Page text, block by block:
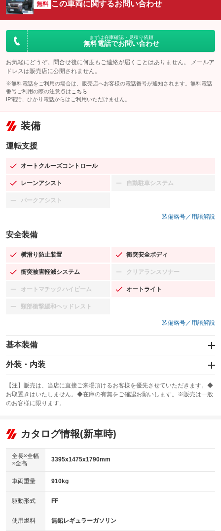
無料 この車両に関するお問い合わせ
まずは在庫確認・見積り依頼
無料電話でお問い合わせ
お気軽にどうぞ。問合せ後に何度もご連絡が届くことはありません。 メールア
ドレスは販売店に公開されません。
※無料電話をご利用の場合は、販売店へお客様の電話番号が通知されます。無料電話
番号ご利用の際の注意点は こちら
IP電話、ひかり電話からはご利用いただけません。
装備
運転支援
オートクルーズコントロール
：装備あり
レーンアシスト
：装備あり 自動駐車システム
：装備なし
パークアシスト
：装備なし
装備略号／用語解説
安全装備
横滑り防止装置
：装備あり 衝突安全ボディ
：装備あり
衝突被害軽減システム
：装備あり クリアランスソナー
：装備なし
オートマチックハイビーム
：装備なし オートライト
：装備あり
頸部衝撃緩和ヘッドレスト
：装備なし
装備略号／用語解説
基本装備
エアバッグ：運転席/助手席/サイド
：装備あり
：装備あり
サンルーフ
：装備なし ABS
リフトアップ
：装備なし
：装備なし
パワーウィンドウ
アイドリングストップ
：装備あり
USB入力端子
：装備あり
100V電源
：装備なし
外装・内装
カーナビ：メモリーナビ他
：装備あり
TV：ワンセグ
：装備あり
ビジュアル：-／DVD再生
：装備あり
アルミホイール
：装備なし
HID(キセノンライト)
バックカメラ
【注】販売は、当店に直接ご来場頂けるお客様を優先させていただきます。◆
お取置きはいたしません。◆在庫の有無をご確認お願いします。※販売は一般
のお客様に限ります。
カタログ情報(新車時)
全長×全幅
×全高
3395x1475x1790mm
車両重量 910kg
駆動形式 FF
使用燃料 無鉛レギュラーガソリン